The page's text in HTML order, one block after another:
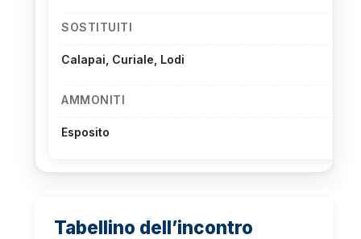
SOSTITUITI
Calapai, Curiale, Lodi
AMMONITI
Esposito
Tabellino dell’incontro